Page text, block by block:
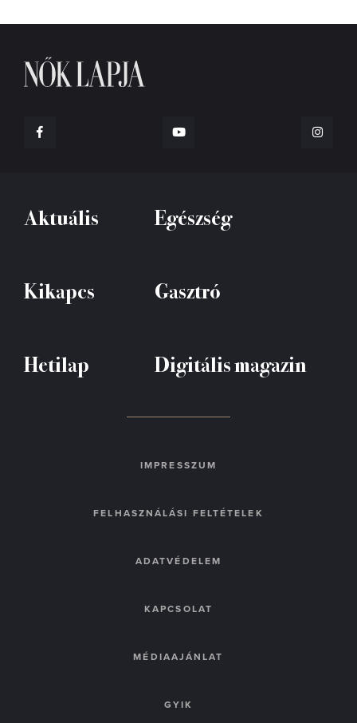
Aktuális Egészség
Kikapcs Gasztró
Hetilap Digitális magazin
IMPRESSZUM
FELHASZNÁLÁSI FELTÉTELEK
ADATVÉDELEM
KAPCSOLAT
MÉDIAAJÁNLAT
GYIK